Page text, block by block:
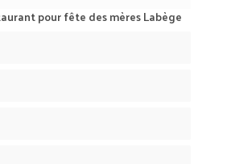
pour fête des mères Labège